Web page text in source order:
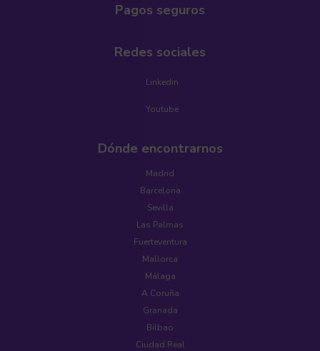
Pagos seguros
Redes sociales
Linkedin
Youtube
Dónde encontrarnos
Madrid
Barcelona
Sevilla
Las Palmas
Fuerteventura
Mallorca
Málaga
A Coruña
Granada
Bilbao
Ciudad Real